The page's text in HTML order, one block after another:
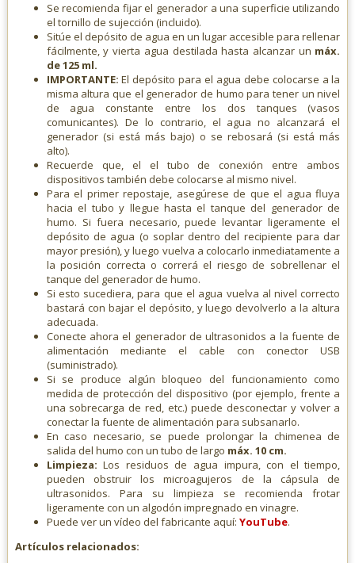
Se recomienda fijar el generador a una superficie utilizando
el tornillo de sujección (incluido).
Sitúe el depósito de agua en un lugar accesible para rellenar
fácilmente, y vierta agua destilada hasta alcanzar un máx.
de 125 ml.
IMPORTANTE: El depósito para el agua debe colocarse a la
misma altura que el generador de humo para tener un nivel
de agua constante entre los dos tanques (vasos
comunicantes). De lo contrario, el agua no alcanzará el
generador (si está más bajo) o se rebosará (si está más
alto).
Recuerde que, el el tubo de conexión entre ambos
dispositivos también debe colocarse al mismo nivel.
Para el primer repostaje, asegúrese de que el agua fluya
hacia el tubo y llegue hasta el tanque del generador de
humo. Si fuera necesario, puede levantar ligeramente el
depósito de agua (o soplar dentro del recipiente para dar
mayor presión), y luego vuelva a colocarlo inmediatamente a
la posición correcta o correrá el riesgo de sobrellenar el
tanque del generador de humo.
Si esto sucediera, para que el agua vuelva al nivel correcto
bastará con bajar el depósito, y luego devolverlo a la altura
adecuada.
Conecte ahora el generador de ultrasonidos a la fuente de
alimentación mediante el cable con conector USB
(suministrado).
Si se produce algún bloqueo del funcionamiento como
medida de protección del dispositivo (por ejemplo, frente a
una sobrecarga de red, etc.) puede desconectar y volver a
conectar la fuente de alimentación para subsanarlo.
En caso necesario, se puede prolongar la chimenea de
salida del humo con un tubo de largo máx. 10 cm.
Limpieza: Los residuos de agua impura, con el tiempo,
pueden obstruir los microagujeros de la cápsula de
ultrasonidos. Para su limpieza se recomienda frotar
ligeramente con un algodón impregnado en vinagre.
Puede ver un vídeo del fabricante aquí: YouTube.
Artículos relacionados: